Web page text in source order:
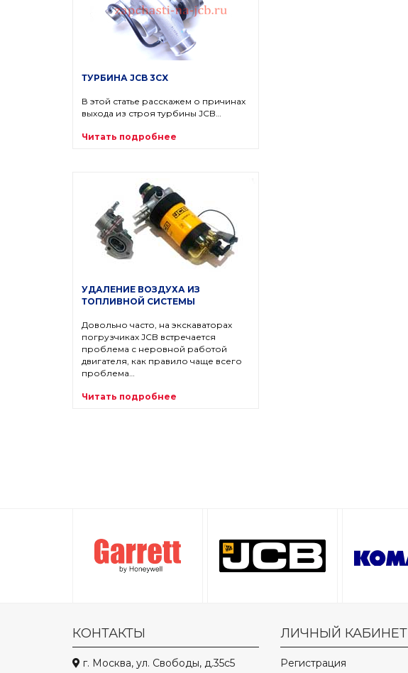
ТУРБИНА JCB 3CX
В этой статье расскажем о причинах
выхода из строя турбины JCB…
Читать подробнее
УДАЛЕНИЕ ВОЗДУХА ИЗ
ТОПЛИВНОЙ СИСТЕМЫ
Довольно часто, на экскаваторах
погрузчиках JCB встречается
проблема с неровной работой
двигателя, как правило чаще всего
проблема…
Читать подробнее
КОНТАКТЫ
г. Москва, ул. Свободы, д.35с5
ЛИЧНЫЙ КАБИНЕТ
Регистрация